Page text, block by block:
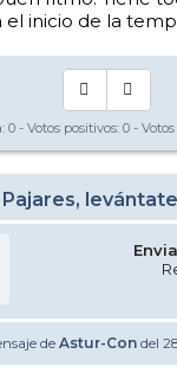
el inicio de la
0 - Votos positivos: 0 -
de Astur-Con del